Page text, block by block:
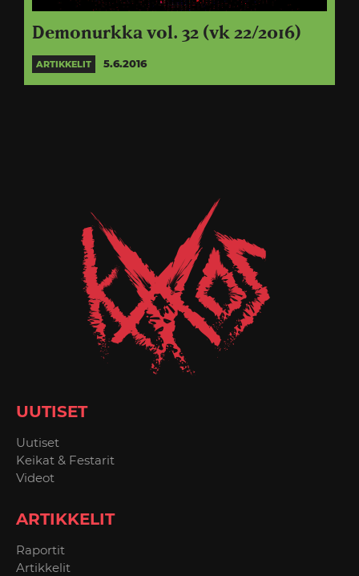
Demonurkka vol. 32 (vk 22/2016)
ARTIKKELIT 5.6.2016
UUTISET
Uutiset
Keikat & Festarit
Videot
ARTIKKELIT
Raportit
Artikkelit